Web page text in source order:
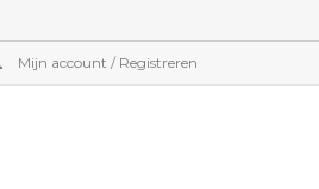
Mijn account / Registreren